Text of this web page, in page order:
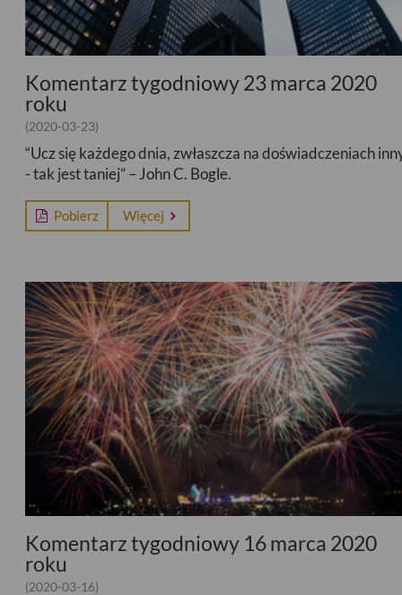
Komentarz tygodniowy 23 marca 2020
roku
(2020-03-23)
“Ucz się każdego dnia, zwłaszcza na doświadczeniach
- tak jest taniej” – John C. Bogle.
Pobierz Więcej
Komentarz tygodniowy 16 marca 2020
roku
(2020-03-16)